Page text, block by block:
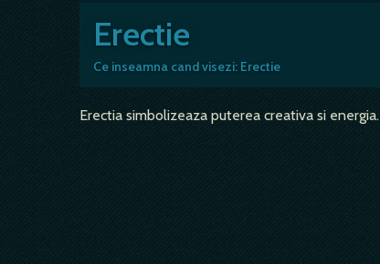
Erectie
Ce inseamna cand visezi: Erectie
Erectia simbolizeaza puterea creativa si energia.